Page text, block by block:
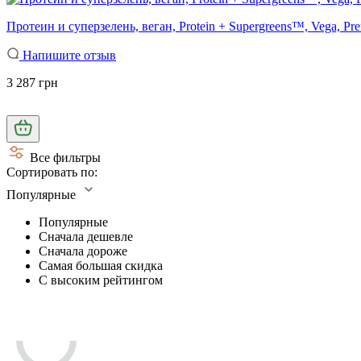
Протеин и суперзелень, веган, Protein + Supergreens™, Vega,
Напишите отзыв
3 287 грн
Все фильтры
Сортировать по:
Популярные
Популярные
Сначала дешевле
Сначала дороже
Самая большая скидка
С высоким рейтингом